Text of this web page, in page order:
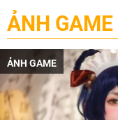
ẢNH GAME
ẢNH GAME